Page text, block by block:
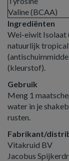
Valine (BCAA)
Ingrediënten
Wei-eiwit Isolaat
natuurlijk
(kleurstof).
Gebruik
Meng 1
water in je
rusten.
Fabrikant/
Vitakruid BV
Jacobus